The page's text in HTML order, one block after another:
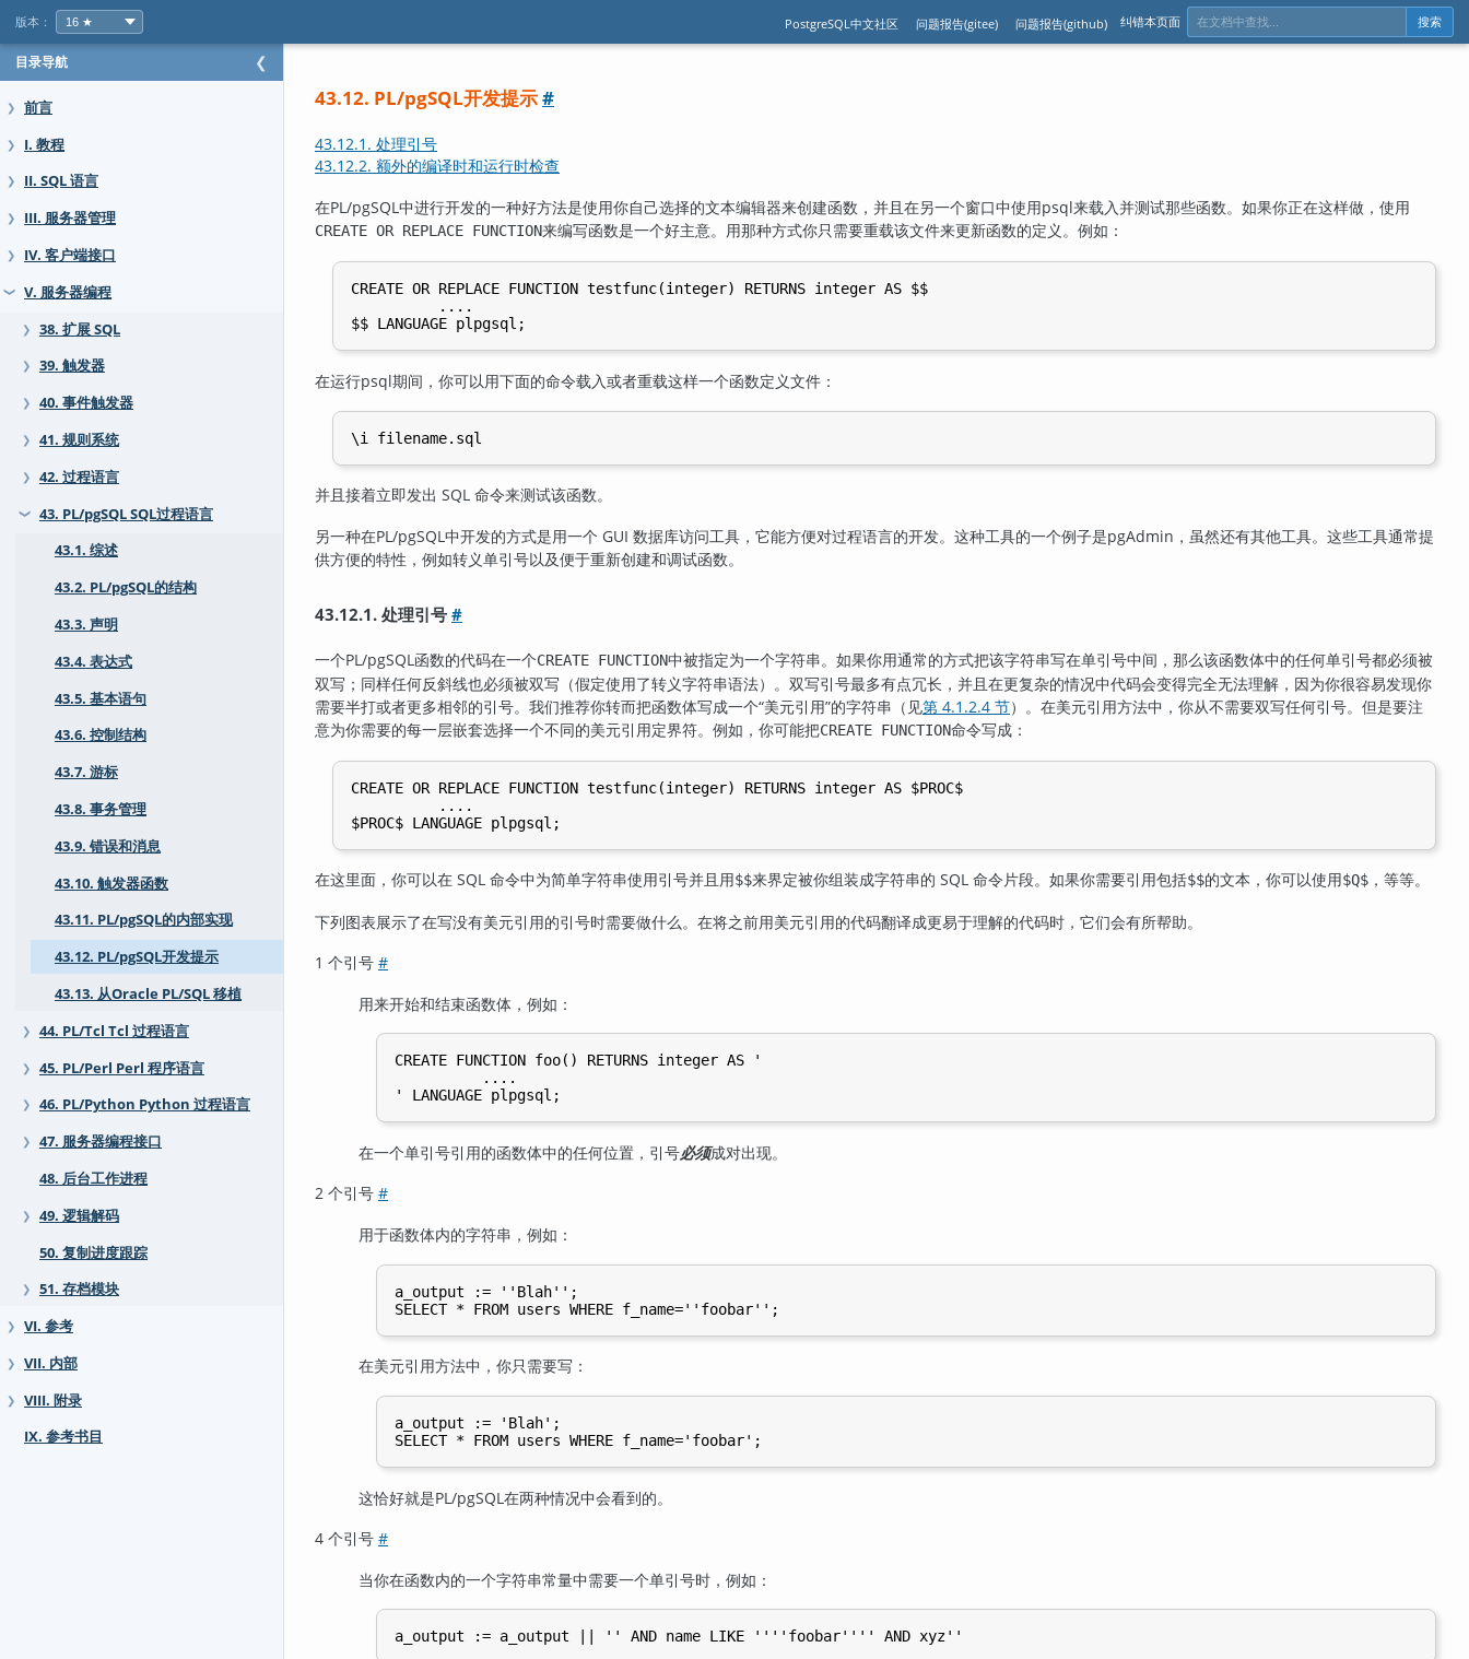
版本： PostgreSQL中文社区 问题报告(gitee) 问题报告(github) 纠错本页面 搜索
目录导航 ❮
❯ 前言
❯ I. 教程
❯ II. SQL 语言
❯ III. 服务器管理
❯ IV. 客户端接口
❯ V. 服务器编程
❯ 38. 扩展 SQL
❯ 39. 触发器
❯ 40. 事件触发器
❯ 41. 规则系统
❯ 42. 过程语言
❯
43. PL/pgSQL SQL过程语言
43.1. 综述
43.2. PL/pgSQL的结构
43.3. 声明
43.4. 表达式
43.5. 基本语句
43.6. 控制结构
43.7. 游标
43.8. 事务管理
43.9. 错误和消息
43.10. 触发器函数
43.11. PL/pgSQL的内部实现
43.12. PL/pgSQL开发提示
43.13. 从Oracle PL/SQL 移植
❯ 44. PL/Tcl Tcl 过程语言
❯ 45. PL/Perl Perl 程序语言
❯ 46. PL/Python Python 过程语言
❯
47. 服务器编程接口
48. 后台工作进程
❯
49. 逻辑解码
50. 复制进度跟踪
❯ 51. 存档模块
❯ VI. 参考
❯ VII. 内部
❯
VIII. 附录
IX. 参考书目
43.12. PL/pgSQL开发提示#
43.12.1. 处理引号
43.12.2. 额外的编译时和运行时检查
在PL/pgSQL中进行开发的一种好方法是使用你自己选择的文本编辑器来创建函数，并且在另一个窗口中使用psql来载入并测试那些函数。如果你正在这样做，使用
CREATE OR REPLACE FUNCTION来编写函数是一个好主意。用那种方式你只需要重载该文件来更新函数的定义。例如：
CREATE OR REPLACE FUNCTION testfunc(integer) RETURNS integer AS $$
          ....
在运行psql期间，你可以用下面的命令载入或者重载这样一个函数定义文件：
并且接着立即发出 SQL 命令来测试该函数。
另一种在PL/pgSQL中开发的方式是用一个 GUI 数据库访问工具，它能方便对过程语言的开发。这种工具的一个例子是pgAdmin ，虽然还有其他工具。这些工具通常提
供方便的特性，例如转义单引号以及便于重新创建和调试函数。
43.12.1. 处理引号#
一个PL/pgSQL 函数的代码在一个CREATE FUNCTION中被指定为一个字符串。如果你用通常的方式把该字符串写在单引号中间，那么该函数体中的任何单引号都必须被
双写；同样任何反斜线也必须被双写（假定使用了转义字符串语法）。双写引号最多有点冗长，并且在更复杂的情况中代码会变得完全无法理解，因为你很容易发现你
需要半打或者更多相邻的引号。我们推荐你转而把函数体写成一个“美元引用”的字符串（见第 4.1.2.4 节）。在美元引用方法中，你从不需要双写任何引号。但是要注
意为你需要的每一层嵌套选择一个不同的美元引用定界符。例如，你可能把CREATE FUNCTION命令写成：
CREATE OR REPLACE FUNCTION testfunc(integer) RETURNS integer AS $PROC$
          ....
在这里面，你可以在 SQL 命令中为简单字符串使用引号并且用$$来界定被你组装成字符串的 SQL 命令片段。如果你需要引用包括$$的文本，你可以使用$Q$ ，等等。
下列图表展示了在写没有美元引用的引号时需要做什么。在将之前用美元引用的代码翻译成更易于理解的代码时，它们会有所帮助。
1 个引号 #
用来开始和结束函数体，例如：
CREATE FUNCTION foo() RETURNS integer AS '
          ....
在一个单引号引用的函数体中的任何位置，引号必须成对出现。
2 个引号 #
用于函数体内的字符串，例如：
a_output := ''Blah'';
在美元引用方法中，你只需要写：
a_output := 'Blah';
这恰好就是PL/pgSQL在两种情况中会看到的。
4 个引号 #
当你在函数内的一个字符串常量中需要一个单引号时，例如：